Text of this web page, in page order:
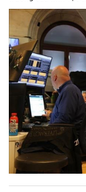
đầu tư, phần nào
thẳng địa chính trị